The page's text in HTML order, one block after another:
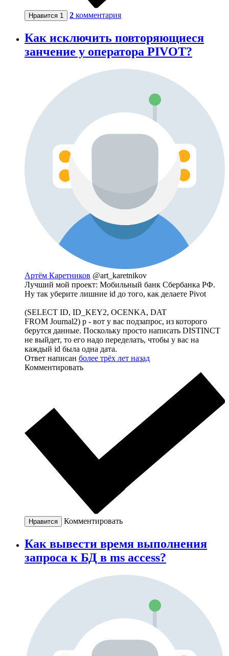
Нравится 1 2 комментария
Как исключить повторяющиеся
занчение у оператора PIVOT?
Артём Каретников @art_karetnikov
Лучший мой проект: Мобильный банк Сбербанка РФ.
Ну так уберите лишние id до того, как делаете Pivot
(SELECT ID, ID_KEY2, OCENKA, DAT
FROM Journal2) p - вот у вас подзапрос, из которого
берутся данные. Поскольку просто написать DISTINCT
не выйдет, то его надо переделать, чтобы у вас на
каждый id была одна дата.
Ответ написан более трёх лет назад
Комментировать
Нравится Комментировать
Как вывести время выполнения
запроса к БД в ms access?